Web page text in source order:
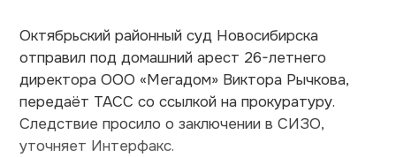
Октябрьский районный суд Новосибирска
отправил под домашний арест 26-летнего
директора ООО «Мегадом» Виктора Рычкова,
передаёт ТАСС со ссылкой на прокуратуру.
Следствие просило о заключении в СИЗО,
уточняет Интерфакс.